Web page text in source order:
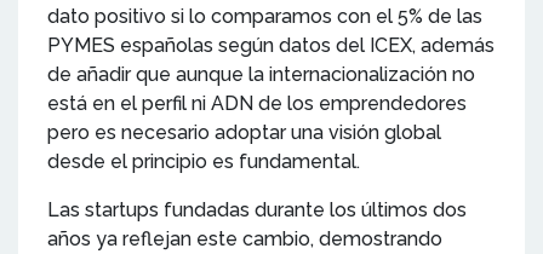
dato positivo si lo comparamos con el 5% de las
PYMES españolas según datos del ICEX, además
de añadir que aunque la internacionalización no
está en el perfil ni ADN de los emprendedores
pero es necesario adoptar una visión global
desde el principio es fundamental.
Las startups fundadas durante los últimos dos
años ya reflejan este cambio, demostrando